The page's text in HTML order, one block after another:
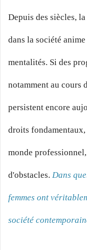
Depuis des siècles,
dans la société
mentalités. Si des
notamment au cours
persistent encore
droits
monde
d'obstacles. Dans
femmes ont
société